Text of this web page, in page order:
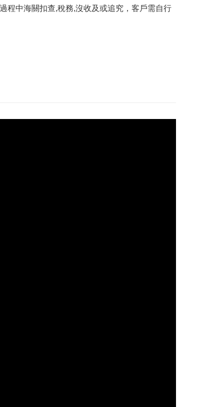
程中海關扣查,稅務,沒收及或追究，客戶需自行